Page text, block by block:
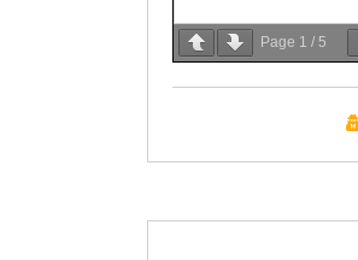
Page 1 / 5